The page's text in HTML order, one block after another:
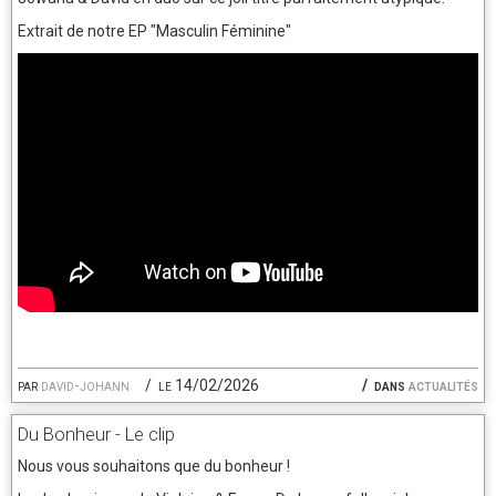
par david-johann le 14/02/2026 dans actualités
Extrait de notre EP "Masculin Féminine"
Du Bonheur - Le clip
Nous vous souhaitons que du bonheur !